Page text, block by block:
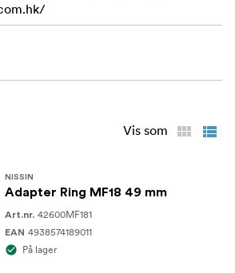
Vis som
NISSIN
Adapter Ring MF18 49 mm
Art.nr. 42600MF181
EAN 4938574189011
På lager